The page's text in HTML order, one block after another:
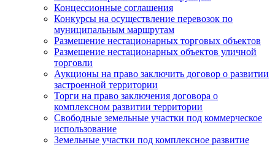
Концессионные соглашения
Конкурсы на осуществление перевозок по
муниципальным маршрутам
Размещение нестационарных торговых объектов
Размещение нестационарных объектов уличной
торговли
Аукционы на право заключить договор о развитии
застроенной территории
Торги на право заключения договора о
комплексном развитии территории
Свободные земельные участки под коммерческое
использование
Земельные участки под комплексное развитие